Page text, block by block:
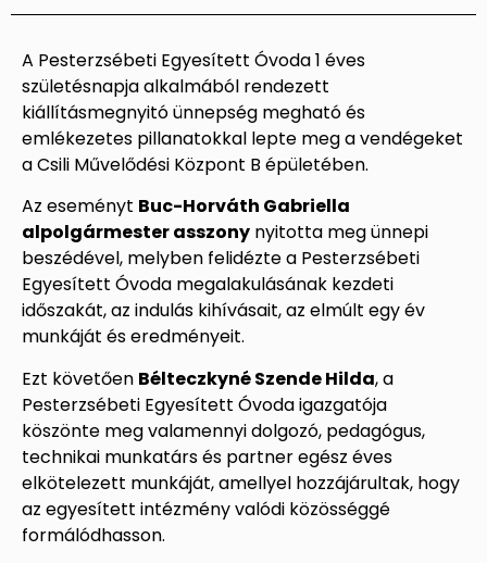
A Pesterzsébeti Egyesített Óvoda 1 éves
születésnapja alkalmából rendezett
kiállításmegnyitó ünnepség megható és
emlékezetes pillanatokkal lepte meg a vendégeket
a Csili Művelődési Központ B épületében.
Az eseményt Buc-Horváth Gabriella
alpolgármester asszony nyitotta meg ünnepi
beszédével, melyben felidézte a Pesterzsébeti
Egyesített Óvoda megalakulásának kezdeti
időszakát, az indulás kihívásait, az elmúlt egy év
munkáját és eredményeit.
Ezt követően Bélteczkyné Szende Hilda, a
Pesterzsébeti Egyesített Óvoda igazgatója
köszönte meg valamennyi dolgozó, pedagógus,
technikai munkatárs és partner egész éves
elkötelezett munkáját, amellyel hozzájárultak, hogy
az egyesített intézmény valódi közösséggé
formálódhasson.